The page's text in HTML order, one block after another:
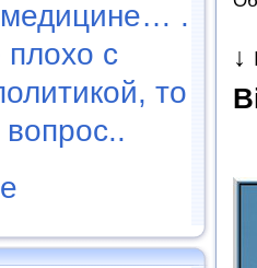
медицине… .
плохо с
то